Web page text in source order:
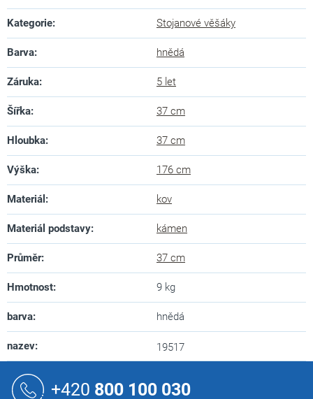
Kategorie: Stojanové věšáky
Barva: hnědá
Záruka: 5 let
Šířka: 37 cm
Hloubka: 37 cm
Výška: 176 cm
Materiál : kov
Materiál podstavy: kámen
Průměr: 37 cm
Hmotnost: 9 kg
barva: hnědá
nazev: 19517
+420 800 100 030